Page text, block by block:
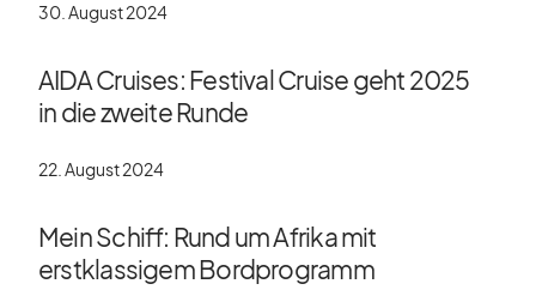
30. August 2024
AIDA Cruises: Festival Cruise geht 2025
in die zweite Runde
22. August 2024
Mein Schiff: Rund um Afrika mit
erstklassigem Bordprogramm